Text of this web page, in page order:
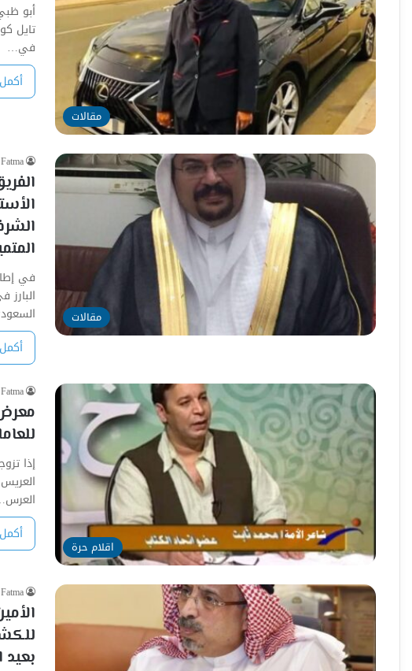
مقالات
أبو
تايل
في…
مقالات
Fatma
في
اقلام حرة
Fatma
إذا
Fatma
بعيد